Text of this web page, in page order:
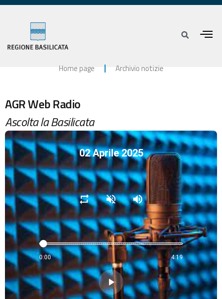
Home page Archivio notizie
AGR Web Radio
Ascolta la Basilicata
02 Aprile 2025
repeat volume_off volume_up
0:00 4:19
play_arrow